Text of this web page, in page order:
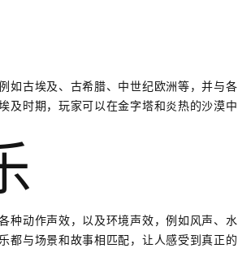
如古埃及、古希腊、中世纪欧洲等，并与各
及时期，玩家可以在金字塔和炎热的沙漠中
种动作声效，以及环境声效，例如风声、水
都与场景和故事相匹配，让人感受到真正的